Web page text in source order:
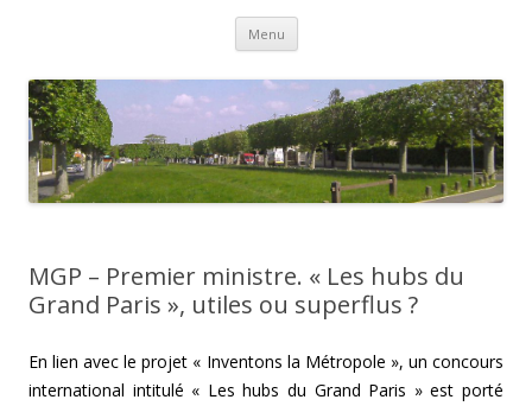
Menu Aller au contenu
MGP – Premier ministre. « Les hubs du
Grand Paris », utiles ou superflus ?
En lien avec le projet « Inventons la Métropole », un concours
international intitulé « Les hubs du Grand Paris » est porté